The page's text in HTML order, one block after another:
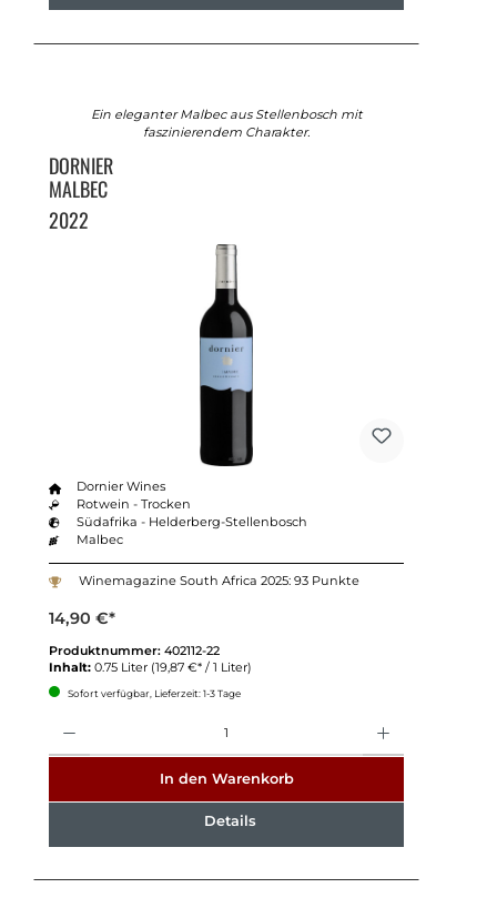
Ein eleganter Malbec aus Stellenbosch mit
faszinierendem Charakter.
DORNIER
MALBEC
2022
Dornier Wines
Rotwein - Trocken
Südafrika - Helderberg-Stellenbosch
Malbec
Winemagazine South Africa 2025: 93 Punkte
14,90 €*
Produktnummer: 402112-22
Inhalt: 0.75 Liter (19,87 €* / 1 Liter)
Sofort verfügbar, Lieferzeit: 1-3 Tage
In den Warenkorb
Details